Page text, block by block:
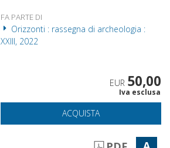
FA PARTE DI
Orizzonti : rassegna di archeologia :
XXIII, 2022
EUR 50,00
Iva esclusa
ACQUISTA